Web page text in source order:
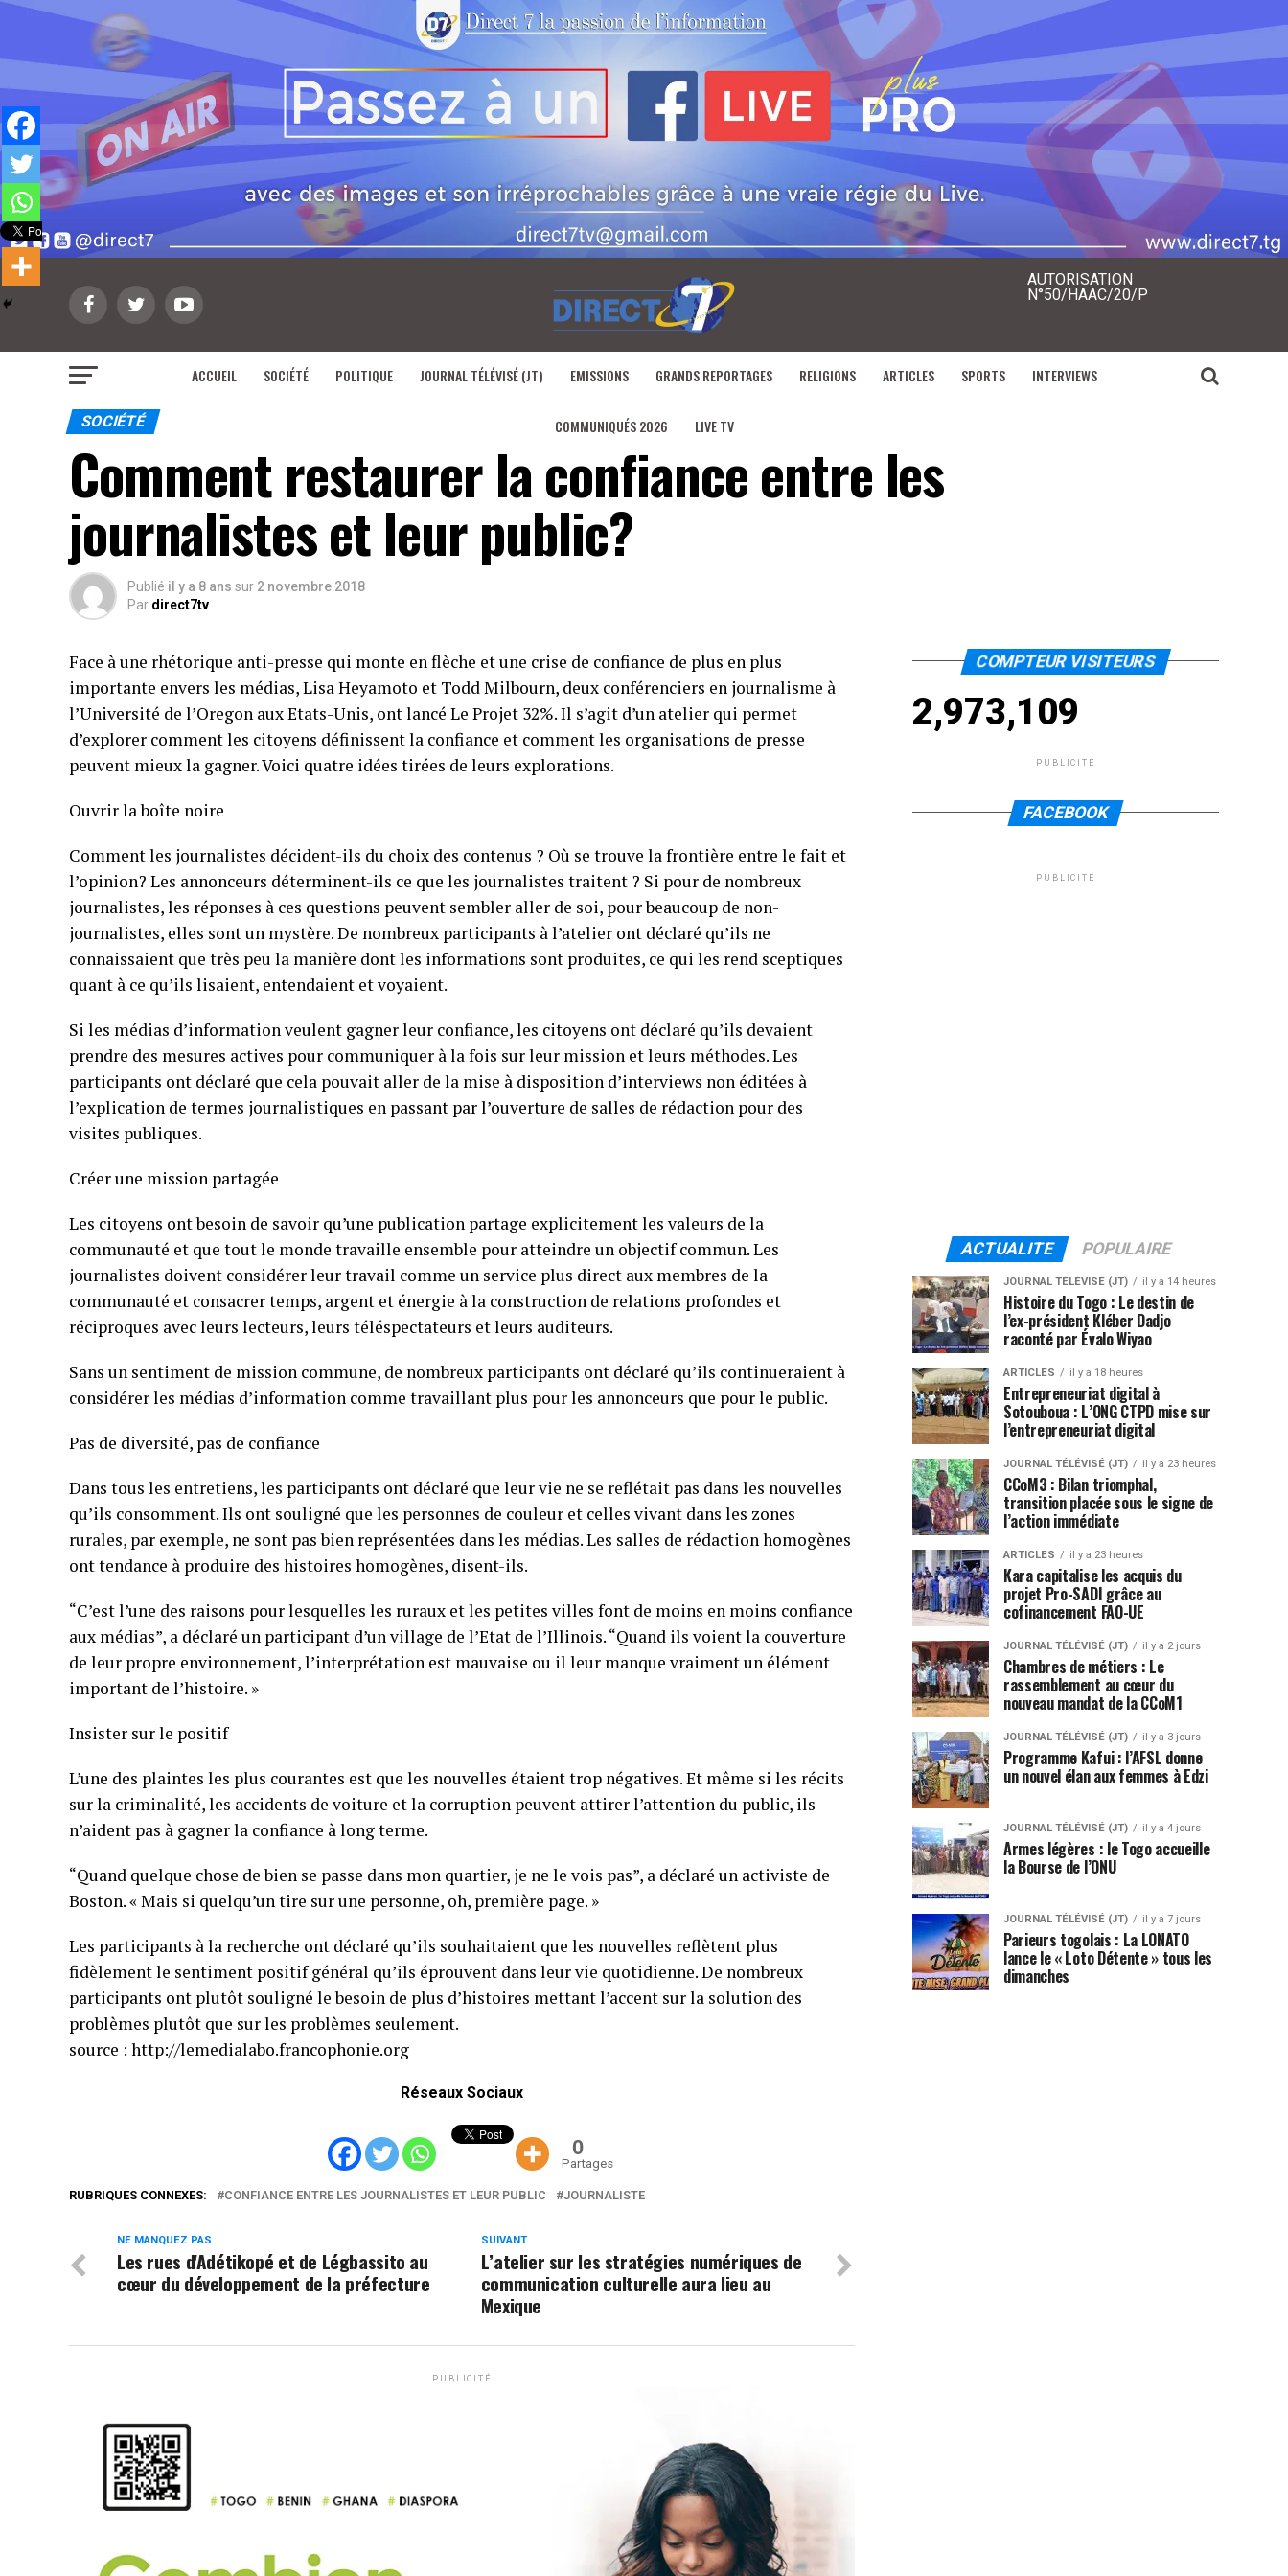
AUTORISATION
N°50/HAAC/20/P
ACCUEIL SOCIÉTÉ POLITIQUE JOURNAL TÉLÉVISÉ (JT) EMISSIONS GRANDS REPORTAGES RELIGIONS ARTICLES SPORTS INTERVIEWS
COMMUNIQUÉS 2026 LIVE TV
SOCIÉTÉ
Comment restaurer la confiance entre les
journalistes et leur public?
Publié il y a 8 ans sur 2 novembre 2018
Par direct7tv
Face à une rhétorique anti-presse qui monte en flèche et une crise de confiance de plus en plus
importante envers les médias, Lisa Heyamoto et Todd Milbourn, deux conférenciers en journalisme à
l’Université de l’Oregon aux Etats-Unis, ont lancé Le Projet 32%. Il s’agit d’un atelier qui permet
d’explorer comment les citoyens définissent la confiance et comment les organisations de presse
peuvent mieux la gagner. Voici quatre idées tirées de leurs explorations.
Ouvrir la boîte noire
Comment les journalistes décident-ils du choix des contenus ? Où se trouve la frontière entre le fait et
l’opinion? Les annonceurs déterminent-ils ce que les journalistes traitent ? Si pour de nombreux
journalistes, les réponses à ces questions peuvent sembler aller de soi, pour beaucoup de non-
journalistes, elles sont un mystère. De nombreux participants à l’atelier ont déclaré qu’ils ne
connaissaient que très peu la manière dont les informations sont produites, ce qui les rend sceptiques
quant à ce qu’ils lisaient, entendaient et voyaient.
Si les médias d’information veulent gagner leur confiance, les citoyens ont déclaré qu’ils devaient
prendre des mesures actives pour communiquer à la fois sur leur mission et leurs méthodes. Les
participants ont déclaré que cela pouvait aller de la mise à disposition d’interviews non éditées à
l’explication de termes journalistiques en passant par l’ouverture de salles de rédaction pour des
visites publiques.
Créer une mission partagée
Les citoyens ont besoin de savoir qu’une publication partage explicitement les valeurs de la
communauté et que tout le monde travaille ensemble pour atteindre un objectif commun. Les
journalistes doivent considérer leur travail comme un service plus direct aux membres de la
communauté et consacrer temps, argent et énergie à la construction de relations profondes et
réciproques avec leurs lecteurs, leurs téléspectateurs et leurs auditeurs.
Sans un sentiment de mission commune, de nombreux participants ont déclaré qu’ils continueraient à
considérer les médias d’information comme travaillant plus pour les annonceurs que pour le public.
Pas de diversité, pas de confiance
Dans tous les entretiens, les participants ont déclaré que leur vie ne se reflétait pas dans les nouvelles
qu’ils consomment. Ils ont souligné que les personnes de couleur et celles vivant dans les zones
rurales, par exemple, ne sont pas bien représentées dans les médias. Les salles de rédaction homogènes
ont tendance à produire des histoires homogènes, disent-ils.
“C’est l’une des raisons pour lesquelles les ruraux et les petites villes font de moins en moins confiance
aux médias”, a déclaré un participant d’un village de l’Etat de l’Illinois. “Quand ils voient la couverture
de leur propre environnement, l’interprétation est mauvaise ou il leur manque vraiment un élément
important de l’histoire. »
Insister sur le positif
L’une des plaintes les plus courantes est que les nouvelles étaient trop négatives. Et même si les récits
sur la criminalité, les accidents de voiture et la corruption peuvent attirer l’attention du public, ils
n’aident pas à gagner la confiance à long terme.
“Quand quelque chose de bien se passe dans mon quartier, je ne le vois pas”, a déclaré un activiste de
Boston. « Mais si quelqu’un tire sur une personne, oh, première page. »
Les participants à la recherche ont déclaré qu’ils souhaitaient que les nouvelles reflètent plus
fidèlement le sentiment positif général qu’ils éprouvent dans leur vie quotidienne. De nombreux
participants ont plutôt souligné le besoin de plus d’histoires mettant l’accent sur la solution des
problèmes plutôt que sur les problèmes seulement.
source : http://lemedialabo.francophonie.org
Réseaux Sociaux
0
Partages
RUBRIQUES CONNEXES: CONFIANCE ENTRE LES JOURNALISTES ET LEUR PUBLIC JOURNALISTE
SUIVANT
L’atelier sur les stratégies numériques de
communication culturelle aura lieu au
Mexique
NE MANQUEZ PAS
Les rues d'Adétikopé et de Légbassito au
cœur du développement de la préfecture
PUBLICITÉ
COMPTEUR VISITEURS
2,973,109
PUBLICITÉ
FACEBOOK
PUBLICITÉ
ACTUALITE POPULAIRE
JOURNAL TÉLÉVISÉ (JT) il y a 14 heures
Histoire du Togo : Le destin de
l’ex-président Kléber Dadjo
raconté par Évalo Wiyao
ARTICLES il y a 18 heures
Entrepreneuriat digital à
Sotouboua : L’ONG CTPD mise sur
l’entrepreneuriat digital
JOURNAL TÉLÉVISÉ (JT) il y a 23 heures
CCoM3 : Bilan triomphal,
transition placée sous le signe de
l’action immédiate
ARTICLES il y a 23 heures
Kara capitalise les acquis du
projet Pro-SADI grâce au
cofinancement FAO-UE
JOURNAL TÉLÉVISÉ (JT) il y a 2 jours
Chambres de métiers : Le
rassemblement au cœur du
nouveau mandat de la CCoM1
JOURNAL TÉLÉVISÉ (JT) il y a 3 jours
Programme Kafui : l’AFSL donne
un nouvel élan aux femmes à Edzi
JOURNAL TÉLÉVISÉ (JT) il y a 4 jours
Armes légères : le Togo accueille
la Bourse de l’ONU
JOURNAL TÉLÉVISÉ (JT) il y a 7 jours
Parieurs togolais : La LONATO
lance le « Loto Détente » tous les
dimanches